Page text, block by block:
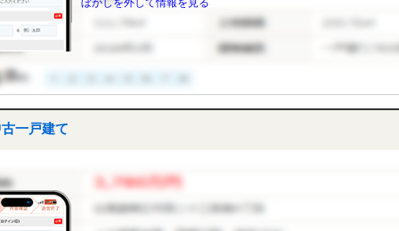
ぼかしを外して情報を見る
一戸建て